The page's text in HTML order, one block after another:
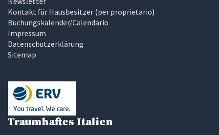
Kontakt für Hausbesitzer (per proprietario)
Buchungskalender/Calendario
Impressum
Datenschutzerklärung
Sitemap
Traumhaftes Italien